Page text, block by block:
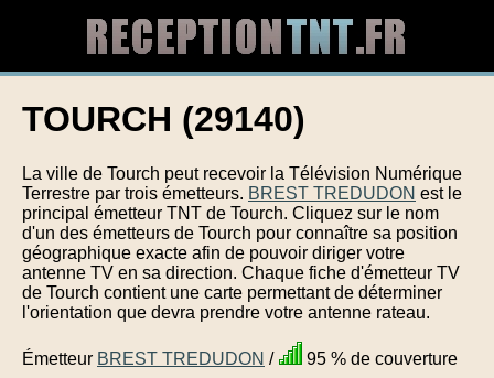
TOURCH (29140)
La ville de Tourch peut recevoir la Télévision Numérique
Terrestre par trois émetteurs. BREST TREDUDON est le
principal émetteur TNT de Tourch. Cliquez sur le nom
d'un des émetteurs de Tourch pour connaître sa position
géographique exacte afin de pouvoir diriger votre
antenne TV en sa direction. Chaque fiche d'émetteur TV
de Tourch contient une carte permettant de déterminer
l'orientation que devra prendre votre antenne rateau.
Émetteur BREST TREDUDON / 95 % de couverture